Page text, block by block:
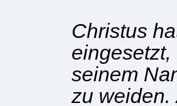
Christus
seinem
zu weiden.